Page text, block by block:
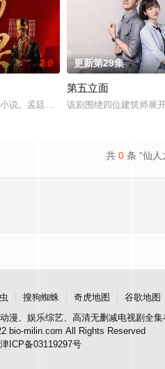
饰）强强联手，携手霍仙姑（陈瑶 饰
3.0
说。孟廷辉，大平王朝有史以来个以
更新第29集
第五立面
该剧围绕四位建筑师展
共 0 条 “仙人
搜狗蜘蛛 奇虎地图 谷歌地图
漫、娱乐综艺、高清无删减电视剧全集
bio-milin.com All Rights Reserved
津ICP备03119297号